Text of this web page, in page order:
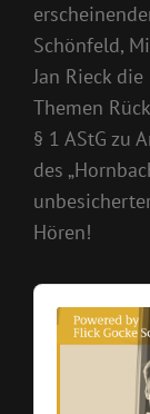
Schönfeld,
Jan Rieck
Themen
§ 1 AStG zu
des
Hören!
Audio
Player